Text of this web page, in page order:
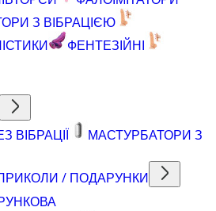
З ВІБРАЦІЄЮ
ФЕНТЕЗІЙНІ
ВІБРАЦІЇ
МАСТУРБАТОРИ З
/ ПОДАРУНКИ